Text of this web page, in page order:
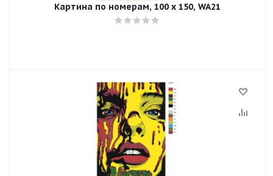
Картина по номерам, 100 x 150, WA21